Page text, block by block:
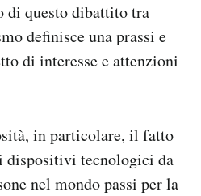
di questo dibattito tra
definisce una prassi e
di interesse e attenzioni
in particolare, il fatto
dispositivi tecnologici da
nel mondo passi per la